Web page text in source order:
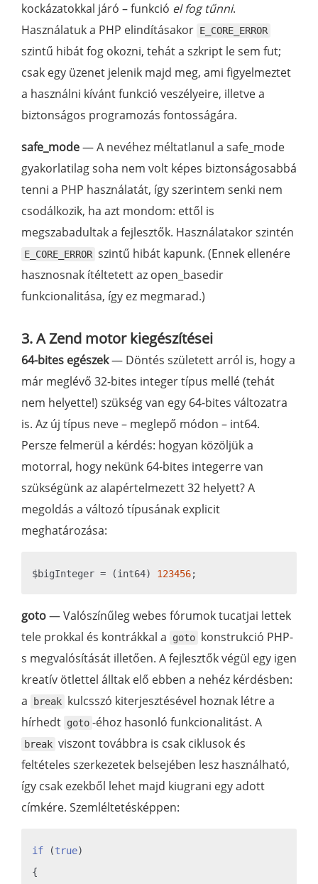
kockázatokkal járó – funkció el fog tűnni.
Használatuk a PHP elindításakor E_CORE_ERROR
szintű hibát fog okozni, tehát a szkript le sem fut;
csak egy üzenet jelenik majd meg, ami figyelmeztet
a használni kívánt funkció veszélyeire, illetve a
biztonságos programozás fontosságára.
safe_mode— A nevéhez méltatlanul a safe_mode
gyakorlatilag soha nem volt képes biztonságosabbá
tenni a PHP használatát, így szerintem senki nem
csodálkozik, ha azt mondom: ettől is
megszabadultak a fejlesztők. Használatakor szintén
E_CORE_ERROR szintű hibát kapunk. (Ennek ellenére
hasznosnak ítéltetett az open_basedir
funkcionalitása, így ez megmarad.)
3. A Zend motor kiegészítései
64-bites egészek— Döntés született arról is, hogy a
már meglévő 32-bites integer típus mellé (tehát
nem helyette!) szükség van egy 64-bites változatra
is. Az új típus neve – meglepő módon – int64.
Persze felmerül a kérdés: hogyan közöljük a
motorral, hogy nekünk 64-bites integerre van
szükségünk az alapértelmezett 32 helyett? A
megoldás a változó típusának explicit
meghatározása:
$bigInteger = (int64) 123456
goto— Valószínűleg webes fórumok tucatjai lettek
tele prokkal és kontrákkal a
goto konstrukció PHP-
s megvalósítását illetően. A fejlesztők végül egy igen
kreatív ötlettel álltak elő ebben a nehéz kérdésben:
a
break kulcsszó kiterjesztésével hoznak létre a
hírhedt goto -éhoz hasonló funkcionalitást. A
break viszont továbbra is csak ciklusok és
feltételes szerkezetek belsejében lesz használható,
így csak ezekből lehet majd kiugrani egy adott
címkére. Szemléltetésképpen:
if (true)
{